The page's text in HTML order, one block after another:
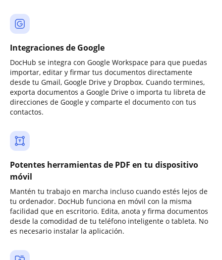
Integraciones de Google
DocHub se integra con Google Workspace para que puedas
importar, editar y firmar tus documentos directamente
desde tu Gmail, Google Drive y Dropbox. Cuando termines,
exporta documentos a Google Drive o importa tu libreta de
direcciones de Google y comparte el documento con tus
contactos.
Potentes herramientas de PDF en tu dispositivo
móvil
Mantén tu trabajo en marcha incluso cuando estés lejos de
tu ordenador. DocHub funciona en móvil con la misma
facilidad que en escritorio. Edita, anota y firma documentos
desde la comodidad de tu teléfono inteligente o tableta. No
es necesario instalar la aplicación.